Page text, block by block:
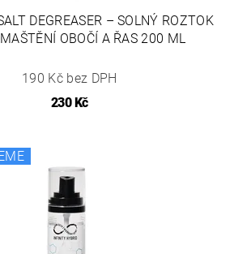
DEGREASER – SOLNÝ ROZTOK
OBOČÍ A ŘAS 200 ML
190 Kč bez DPH
230 Kč